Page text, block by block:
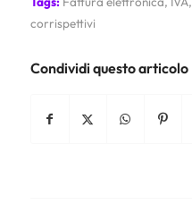
corrispettivi
Condividi questo articolo